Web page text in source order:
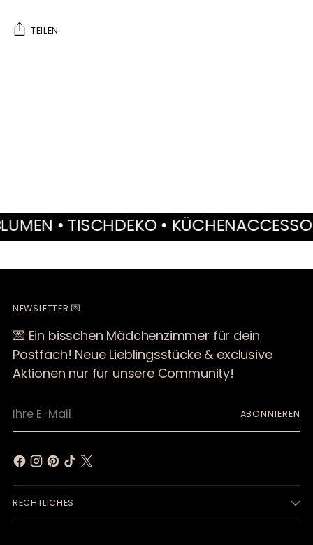
TEILEN
• TISCHDEKO •
NEWSLETTER 💌
💌 Ein bisschen Mädchenzimmer für dein
Postfach! Neue Lieblingsstücke & exclusive
Aktionen nur für unsere Community!
E-
ABONNIEREN
RECHTLICHES